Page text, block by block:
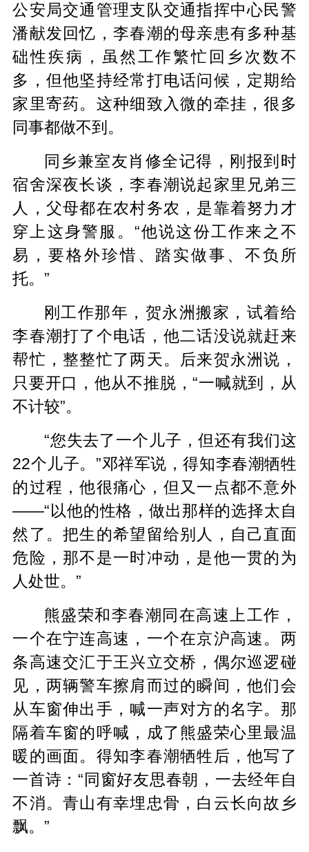
公安局交通管理支队交通指挥中心民警
潘献发回忆，李春潮的母亲患有多种基
础性疾病，虽然工作繁忙回乡次数不
多，但他坚持经常打电话问候，定期给
家里寄药。这种细致入微的牵挂，很多
同事都做不到。
同乡兼室友肖修全记得，刚报到时
宿舍深夜长谈，李春潮说起家里兄弟三
人，父母都在农村务农，是靠着努力才
穿上这身警服。“他说这份工作来之不
易，要格外珍惜、踏实做事、不负所
托。”
刚工作那年，贺永洲搬家，试着给
李春潮打了个电话，他二话没说就赶来
帮忙，整整忙了两天。后来贺永洲说，
只要开口，他从不推脱，“一喊就到，从
不计较”。
“您失去了一个儿子，但还有我们这
22个儿子。”邓祥军说，得知李春潮牺牲
的过程，他很痛心，但又一点都不意外
——“以他的性格，做出那样的选择太自
然了。把生的希望留给别人，自己直面
危险，那不是一时冲动，是他一贯的为
人处世。”
熊盛荣和李春潮同在高速上工作，
一个在宁连高速，一个在京沪高速。两
条高速交汇于王兴立交桥，偶尔巡逻碰
见，两辆警车擦肩而过的瞬间，他们会
从车窗伸出手，喊一声对方的名字。那
隔着车窗的呼喊，成了熊盛荣心里最温
暖的画面。得知李春潮牺牲后，他写了
一首诗：“同窗好友思春朝，一去经年自
不消。青山有幸埋忠骨，白云长向故乡
飘。”